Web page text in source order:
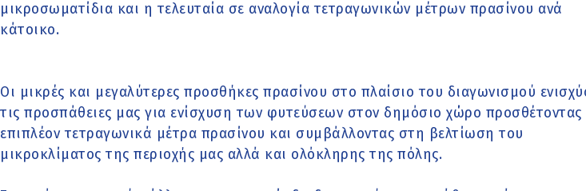
μικροσωματίδια και η τελευταία σε αναλογία τετραγωνικών μέτρων πρασίνου ανά
κάτοικο.
Οι μικρές και μεγαλύτερες προσθήκες πρασίνου στο πλαίσιο του διαγωνισμού
τις προσπάθειες μας για ενίσχυση των φυτεύσεων στον δημόσιο χώρο προσθέτοντας
επιπλέον τετραγωνικά μέτρα πρασίνου και συμβάλλοντας στη βελτίωση του
μικροκλίματος της περιοχής μας αλλά και ολόκληρης της πόλης.